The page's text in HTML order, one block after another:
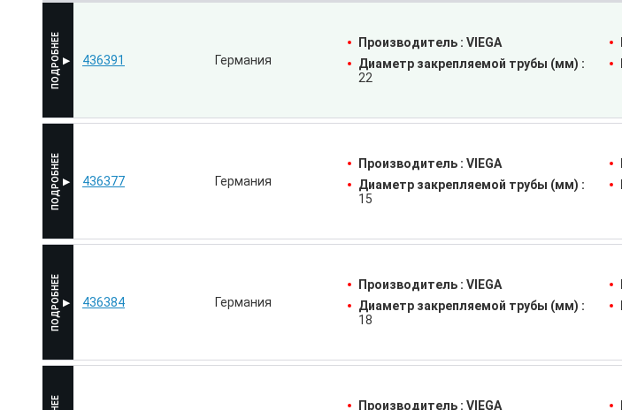
436377 Германия
Производитель : VIEGA
Диаметр закрепляемой трубы (мм) :
15
436384 Германия
Производитель : VIEGA
Диаметр закрепляемой трубы (мм) :
18
436391 Германия
Производитель : VIEGA
Диаметр закрепляемой трубы (мм) :
22
Производитель : VIEGA